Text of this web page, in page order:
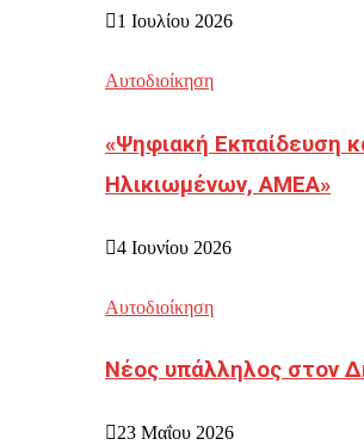
1 Ιουλίου 2026
Αυτοδιοίκηση
«Ψηφιακή Εκπαίδευση
Ηλικιωμένων, ΑΜΕΑ»
4 Ιουνίου 2026
Αυτοδιοίκηση
Νέος υπάλληλος στον
23 Μαΐου 2026